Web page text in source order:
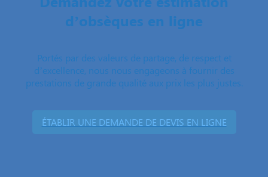
d’obsèques en ligne
Portés par des valeurs de partage, de respect et
d’excellence, nous nous engageons à fournir des
prestations de grande qualité aux prix les plus justes.
ÉTABLIR UNE DEMANDE DE DEVIS EN LIGNE